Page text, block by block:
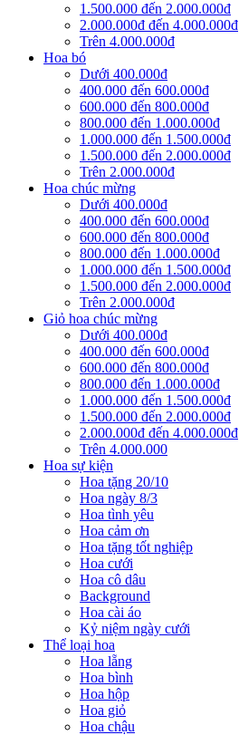
1.500.000 đến 2.000.000đ
2.000.000đ đến 4.000.000đ
Trên 4.000.000đ
Hoa bó
Dưới 400.000đ
400.000 đến 600.000đ
600.000 đến 800.000đ
800.000 đến 1.000.000đ
1.000.000 đến 1.500.000đ
1.500.000 đến 2.000.000đ
Trên 2.000.000đ
Hoa chúc mừng
Dưới 400.000đ
400.000 đến 600.000đ
600.000 đến 800.000đ
800.000 đến 1.000.000đ
1.000.000 đến 1.500.000đ
1.500.000 đến 2.000.000đ
Trên 2.000.000đ
Giỏ hoa chúc mừng
Dưới 400.000đ
400.000 đến 600.000đ
600.000 đến 800.000đ
800.000 đến 1.000.000đ
1.000.000 đến 1.500.000đ
1.500.000 đến 2.000.000đ
2.000.000đ đến 4.000.000đ
Trên 4.000.000
Hoa sự kiện
Hoa tặng 20/10
Hoa ngày 8/3
Hoa tình yêu
Hoa cảm ơn
Hoa tặng tốt nghiệp
Hoa cưới
Hoa cô dâu
Background
Hoa cài áo
Kỷ niệm ngày cưới
Thể loại hoa
Hoa lẵng
Hoa bình
Hoa hộp
Hoa giỏ
Hoa chậu